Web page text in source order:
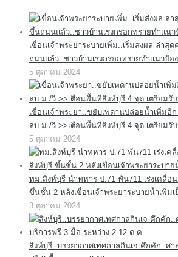
เขื่อนเจ้าพระยาระบายเพิ่ม..เริ่มส่งผล ล่าสุ
ถนนแล้ว..ชาวบ้านเร่งกรอกทรายทำแนวป้อ
5 ตุลาคม 2024
เขื่อนเจ้าพระยา..ขยับเพดานปล่อยน้ำเพิ่มอี
ลบ.ม./วิ >>เตือนพื้นที่สิงห์บุรี 4 จุด เตรียมรั
5 ตุลาคม 2024
ทม.สิงห์บุรี นำทหาร ป.71 พัน711 เร่งเคลื่อ
ขึ้นชั้น 2 หลังเขื่อนเจ้าพระยาระบายน้ำเพิ่ม
3 ตุลาคม 2024
สิงห์บุรี..บรรยากาศเทศกาลกินเจ คึกคัก..ศา